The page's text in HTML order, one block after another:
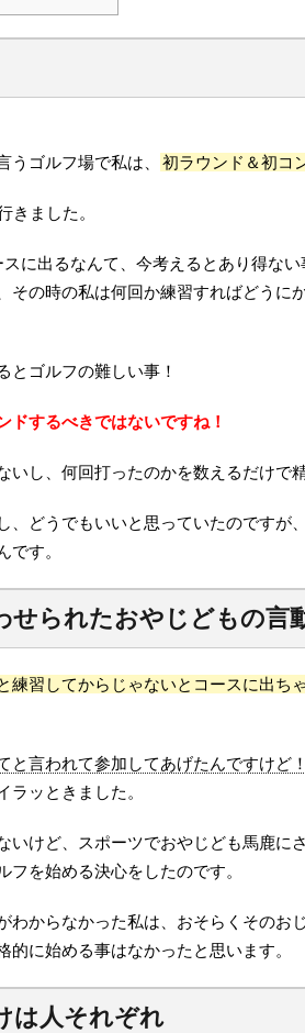
うゴルフ場で私は、 初ラウンド＆初コ
きました。
に出るなんて、今考えるとあり得な
その時の私は何回か練習すればどうに
とゴルフの難しい事！
ドするべきではないですね！
し、何回打ったのかを数えるだけで精
、どうでもいいと思っていたのですが
です。
せられたおやじどもの言
練習してからじゃないとコースに出ち
と言われて参加してあげたんですけど！
ラッときました。
いけど、スポーツでおやじども馬鹿に
を始める決心をしたのです。
わからなかった私は、おそらくそのお
に始める事はなかったと思います。
は人それぞれ